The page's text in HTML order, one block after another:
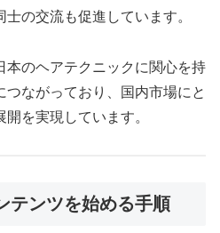
の交流も促進しています。
本のヘアテクニックに関心を持
ながっており、国内市場にと
を実現しています。
テンツを始める手順